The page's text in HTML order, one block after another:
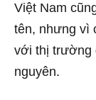
Việt Nam
tên, nhưng vì
với thị trường
nguyên.